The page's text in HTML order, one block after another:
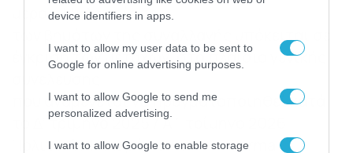
device identifiers in apps.
I want to allow my user data to be sent to
Google for online advertising purposes.
I want to allow Google to send me
personalized advertising.
I want to allow Google to enable storage
μέρος. Η υλοποίηση
των βημάτων της συναλλαγής υπόκειται σε
έγκριση των μετόχων, στο πλαίσιο γενικής
που αναμένεται να πραγματοποιηθεί κατά
το Δ’ τρίμηνο 2025 / Α΄ τρίμηνο 2026.
Πολιτική Μερισμάτων και Pro Forma